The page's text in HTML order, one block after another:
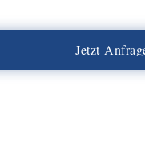
Jetzt Anfrag